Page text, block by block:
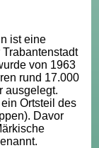
ist eine
von 1963
rund 17.000
ausgelegt.
Ortsteil des
Davor